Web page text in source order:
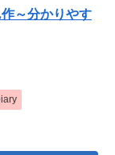
～分かりやす